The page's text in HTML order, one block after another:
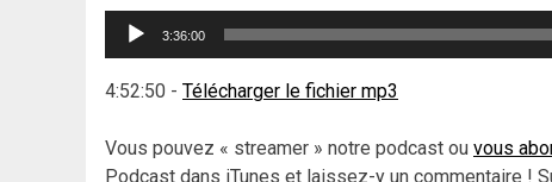
Lecteur
3:36:00
4:52:50 - Télécharger le fichier mp3
Vous pouvez « streamer » notre podcast ou vous
Podcast dans iTunes et laissez-y un commentaire !